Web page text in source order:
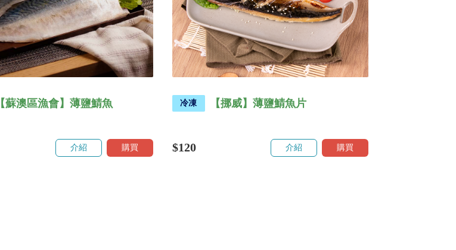
【蘇澳區漁會】薄鹽鯖魚
介紹 購買
冷凍 【挪威】薄鹽鯖魚片
$120 介紹 購買